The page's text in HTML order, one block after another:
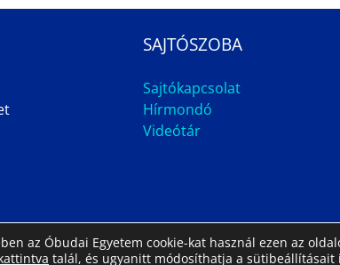
SAJTÓSZOBA
Sajtókapcsolat
Hírmondó
Videótár
az Óbudai Egyetem cookie-kat használ ezen az
talál, és ugyanitt módosíthatja a sütibeállításait